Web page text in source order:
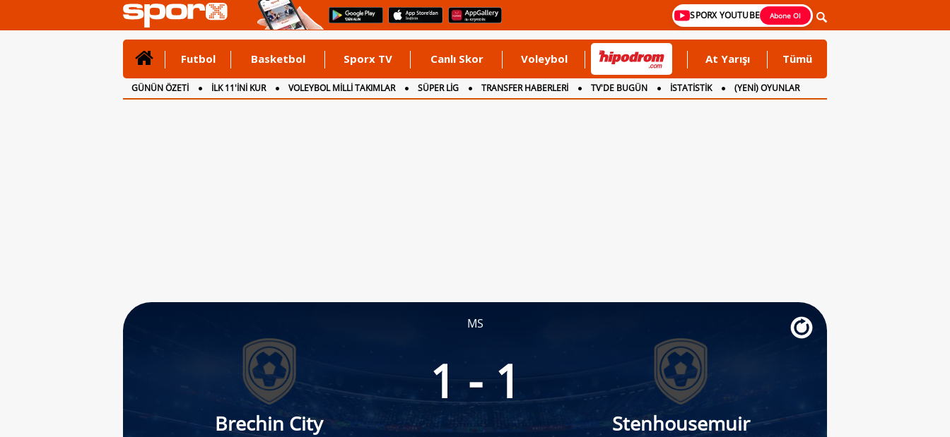
SPORX YOUTUBE Abone Ol
Futbol Basketbol Sporx TV Canlı Skor Voleybol At Yarışı Tümü
GÜNÜN ÖZETİ İLK 11'İNİ KUR VOLEYBOL MİLLİ TAKIMLAR SÜPER LİG TRANSFER HABERLERİ TV'DE BUGÜN İSTATİSTİK
(YENİ) OYUNLAR
CANLI ANLATIM
İNGİLTERE
MS
Brechin City
1 - 1
Stenhousemuir